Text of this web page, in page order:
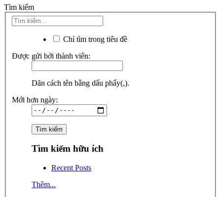
Tìm kiếm
Chỉ tìm trong tiêu đề
Được gửi bởi thành viên:
Dãn cách tên bằng dấu phẩy(,).
Mới hơn ngày:
Tìm kiếm hữu ích
Recent Posts
Thêm...